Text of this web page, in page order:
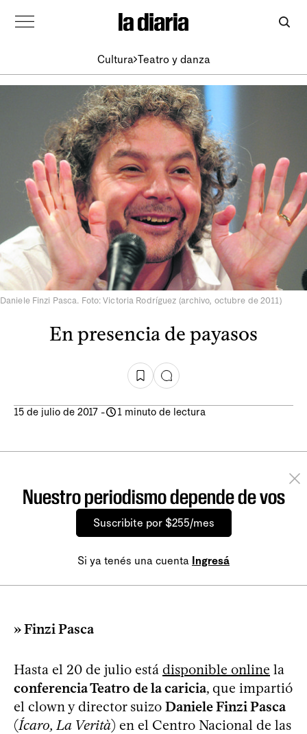
Cultura Teatro y danza
Daniele Finzi Pasca. Foto: Victoria Rodríguez (archivo, octubre de 2011)
En presencia de payasos
15 de julio de 2017 - 1 minuto de lectura
Nuestro periodismo depende de vos
Suscribite por $255/mes
Si ya tenés una cuenta Ingresá
» Finzi Pasca
Hasta el 20 de julio está disponible online la
conferencia Teatro de la caricia, que impartió
el clown y director suizo Daniele Finzi Pasca
(Ícaro, La Verità) en el Centro Nacional de las